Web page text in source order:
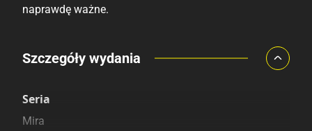
naprawdę ważne.
Porównaj ceny
Szczegóły wydania
Seria
Mira